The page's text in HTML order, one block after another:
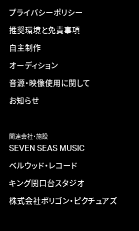
プライバシーポリシー
推奨環境と免責事項
自主制作
オーディション
音源・映像使用に関して
お知らせ
関連会社・施設
SEVEN SEAS MUSIC
ベルウッド・レコード
キング関口台スタジオ
株式会社ポリゴン・ピクチュアズ